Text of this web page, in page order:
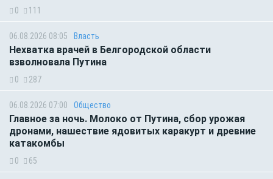
0 111
06.08.2026 08:05 Власть
Нехватка врачей в Белгородской области
взволновала Путина
0 287
06.08.2026 07:00 Общество
Главное за ночь. Молоко от Путина, сбор урожая
дронами, нашествие ядовитых каракурт и древние
катакомбы
0 65